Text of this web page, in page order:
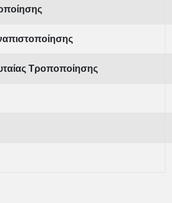
Τροποποίησης